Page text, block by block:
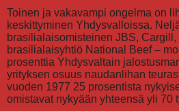
Toinen ja vakavampi ongelma on
keskittyminen Yhdysvalloissa.
brasilialaisomisteinen JBS,
brasilialaisyhtiö National Beef –
prosenttia Yhdysvaltain
yrityksen osuus naudanlihan
vuoden 1977 25 prosentista
omistavat nykyään yhteensä yli 70